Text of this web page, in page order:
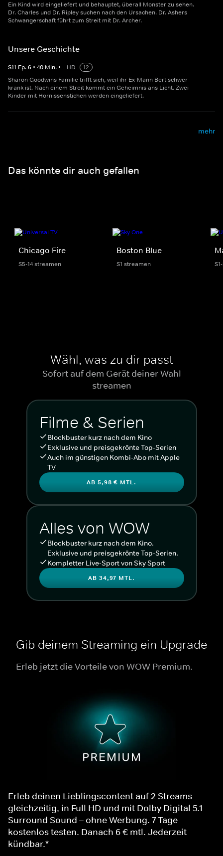
Ein Kind wird eingeliefert und behauptet, überall Monster zu sehen.
Dr. Charles und Dr. Ripley suchen nach den Ursachen. Dr. Ashers
Schwangerschaft führt zum Streit mit Dr. Archer.
Unsere Geschichte
S11 Ep.6 • 40 Min. • HD
12
Sharon Goodwins Familie trifft sich, weil ihr Ex-Mann Bert schwer
krank ist. Nach einem Streit kommt ein Geheimnis ans Licht. Zwei
Kinder mit Hornissenstichen werden eingeliefert.
mehr
Das könnte dir auch gefallen
Chicago Fire
S5-14 streamen
Boston Blue
S1 streamen
Wähl, was zu dir passt
Sofort auf dem Gerät deiner Wahl
streamen
Filme & Serien
Blockbuster kurz nach dem Kino
Exklusive und preisgekrönte Top-Serien
Auch im günstigen Kombi-Abo mit Apple
TV
AB 5,98 € MTL.
Alles von WOW
Blockbuster kurz nach dem Kino.
Exklusive und preisgekrönte Top-Serien.
Kompletter Live-Sport von Sky Sport
AB 34,97 MTL.
Gib deinem Streaming ein Upgrade
Erleb jetzt die Vorteile von WOW Premium.
Erleb deinen Lieblingscontent auf 2 Streams
gleichzeitig, in Full HD und mit Dolby Digital 5.1
Surround Sound – ohne Werbung. 7 Tage
kostenlos testen. Danach 6 € mtl. Jederzeit
kündbar.*